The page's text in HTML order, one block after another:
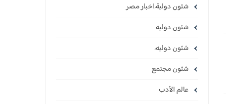
شئون دولية،اخبار مصر
شئون دوليه
شئون دوليه،
شئون مجتمع
عالم الأدب